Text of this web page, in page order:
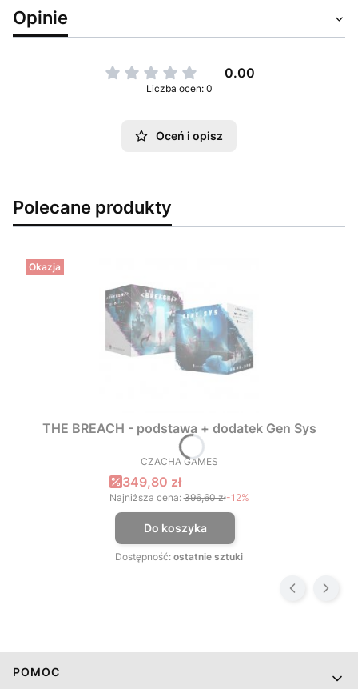
Opinie
0.00
Liczba ocen: 0
Oceń i opisz
Polecane produkty
Okazja
THE BREACH - podstawa + dodatek Gen Sys
PRODUCENT
CZACHA GAMES
Cena promocyjna
349,80 zł
Najniższa cena: 396,60 zł-12%
Do koszyka
Dostępność: ostatnie sztuki
Linki w stopce
POMOC